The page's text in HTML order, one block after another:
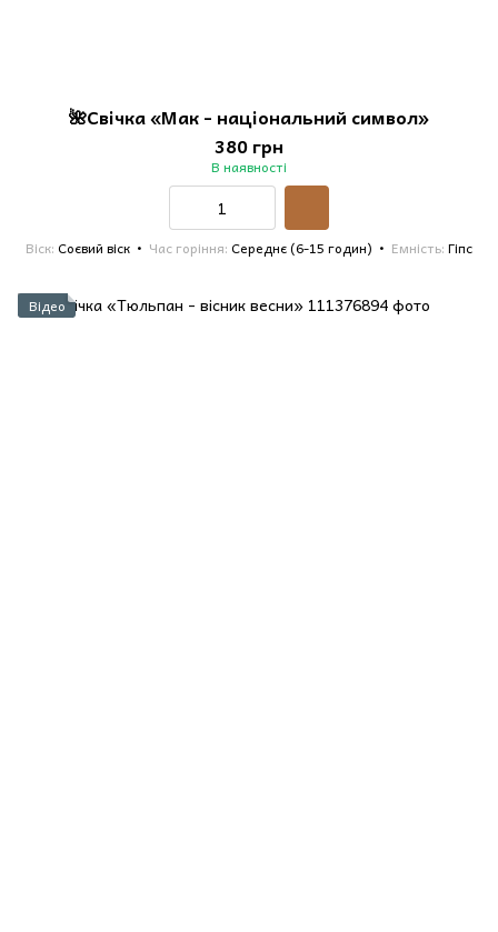
🌺Свічка «Мак - національний символ»
380 грн
В наявності
Віск Соєвий віск Час горіння Середнє (6-15 годин) Емність Гіпс
Відео